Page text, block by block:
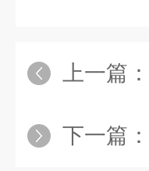
上一篇：
下一篇：